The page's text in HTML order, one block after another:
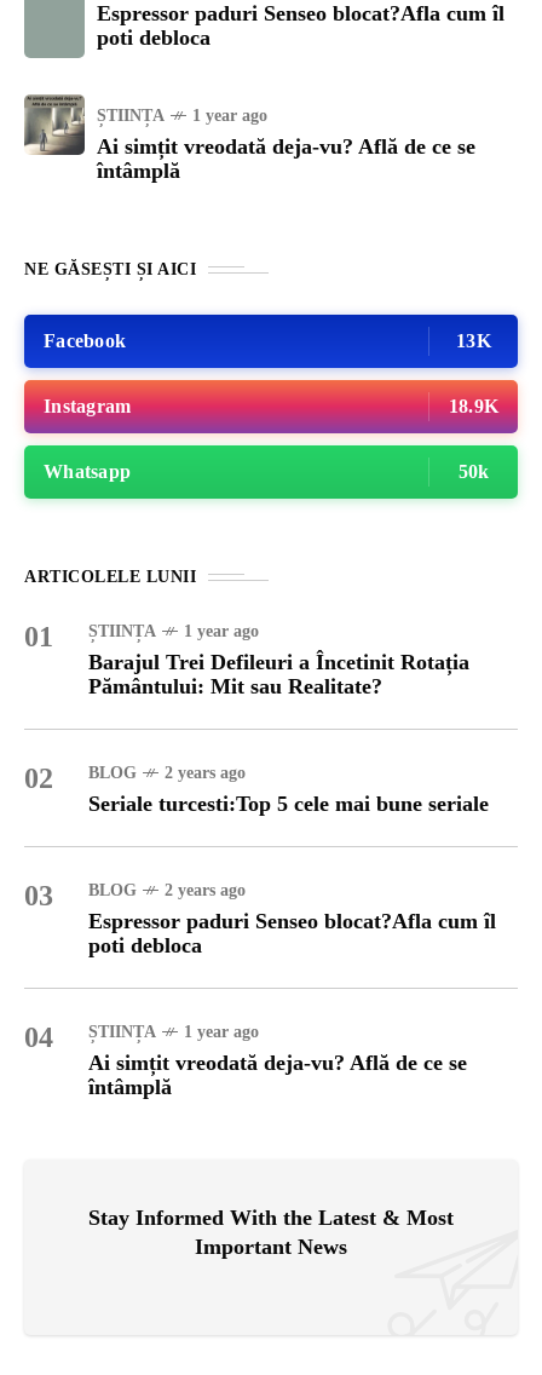
Espressor paduri Senseo blocat?Afla cum îl
poti debloca
ȘTIINȚA 1 year ago
Ai simțit vreodată deja-vu? Află de ce se
întâmplă
NE GĂSEȘTI ȘI AICI
Facebook 13K
Instagram 18.9K
Whatsapp 50k
ARTICOLELE LUNII
01 ȘTIINȚA 1 year ago
Barajul Trei Defileuri a Încetinit Rotația
Pământului: Mit sau Realitate?
02 BLOG 2 years ago
Seriale turcesti:Top 5 cele mai bune seriale
03 BLOG 2 years ago
Espressor paduri Senseo blocat?Afla cum îl
poti debloca
04 ȘTIINȚA 1 year ago
Ai simțit vreodată deja-vu? Află de ce se
întâmplă
Stay Informed With the Latest & Most
Important News